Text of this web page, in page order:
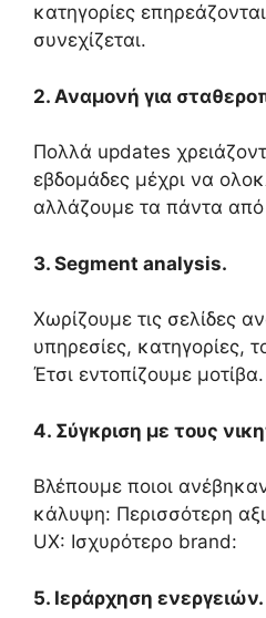
κατηγορίες
συνεχίζεται.
2. Αναμονή για
Πολλά updates
εβδομάδες μέχρι να
αλλάζουμε τα πάντα
3. Segment analysis.
Χωρίζουμε τις σελίδες
υπηρεσίες, κατηγορίες,
Έτσι εντοπίζουμε μοτίβα.
4. Σύγκριση με τους
Βλέπουμε ποιοι
κάλυψη: Περισσότερη
UX: Ισχυρότερο brand:
5. Ιεράρχηση ενεργειών.